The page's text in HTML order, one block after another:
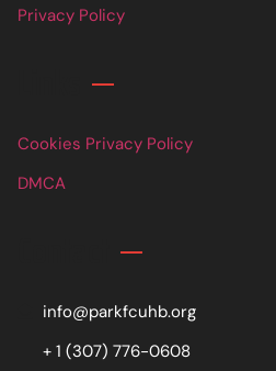
Privacy Policy
Cookies Privacy Policy
DMCA
info@parkfcuhb.org
+ 1 (307) 776-0608